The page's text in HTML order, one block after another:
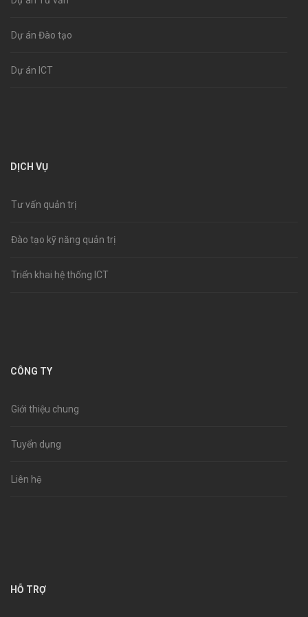
Dự án Đào tạo
Dự án ICT
DỊCH VỤ
Tư vấn quản trị
Đào tạo kỹ năng quản trị
Triển khai hệ thống ICT
CÔNG TY
Giới thiệu chung
Tuyển dụng
Liên hệ
HỖ TRỢ